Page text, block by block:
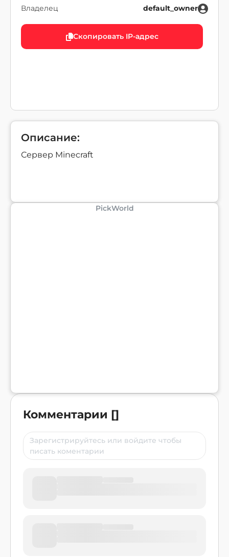
Владелец default_owner
Скопировать IP-адрес
Описание:
Сервер Minecraft
PickWorld
Комментарии []